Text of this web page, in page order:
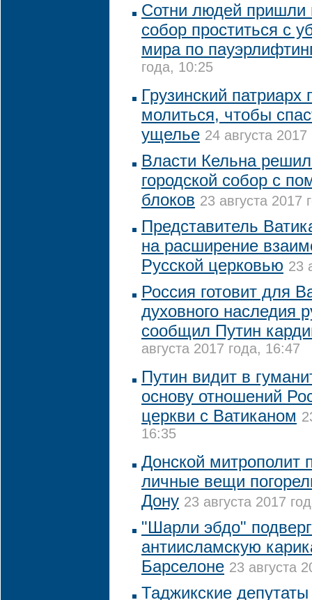
Сотни людей пришли
собор проститься с
мира по
года, 10:25
Грузинский патриарх
молиться, чтобы
ущелье 24 августа
Власти Кельна
городской собор с
блоков 23 августа 2017
Представитель
на расширение
Русской церковью 23
Россия готовит для
духовного наследия
сообщил Путин
августа 2017 года, 16:47
Путин видит в
основу отношений
церкви с Ватиканом
16:35
Донской митрополит
личные вещи
Дону 23 августа 2017
"Шарли эбдо"
антиисламскую
Барселоне 23 августа
Таджикские